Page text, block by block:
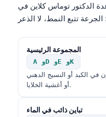
الدكتور توماس كلاين في
المجموعة الرئيسية
A وD وE وK
الكبد أو النسيج الدهني
أو أغشية الخلايا.
تباين ذائب في الماء